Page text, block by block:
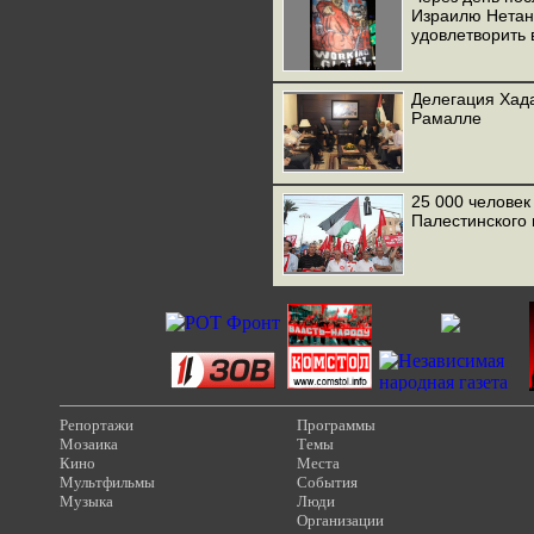
Израилю
удовлетворить
Делегация
Рамалле
25 000
Палестинского
Репортажи
Мозаика
Кино
Мультфильмы
Музыка
Программы
Темы
Места
События
Люди
Организации